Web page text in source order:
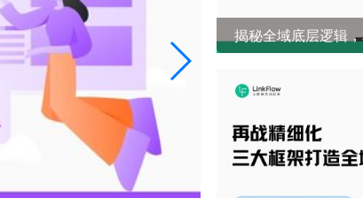
揭秘全域底层逻辑